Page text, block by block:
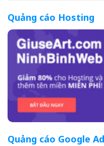
Quảng cáo Hosting
Quảng cáo Google